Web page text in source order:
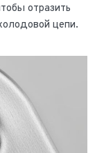
отразить
цепи.